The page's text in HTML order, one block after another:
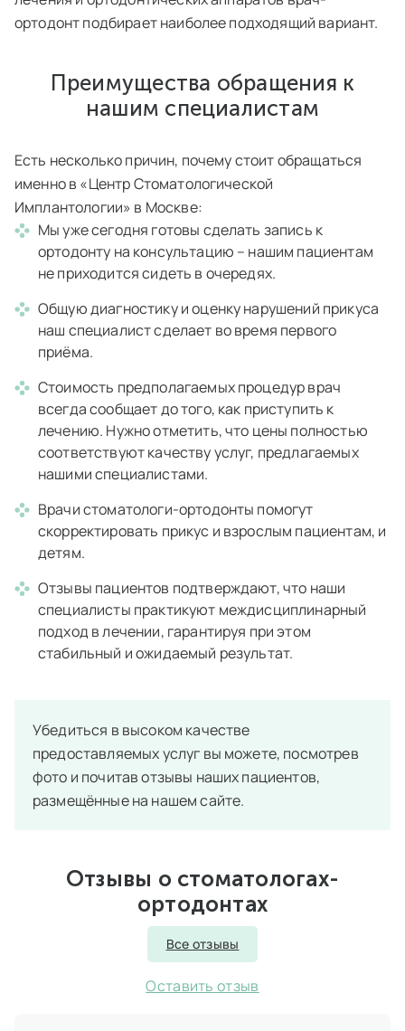
ортодонт подбирает наиболее подходящий вариант.
Преимущества обращения к
нашим специалистам
Есть несколько причин, почему стоит обращаться
именно в «Центр Стоматологической
Имплантологии» в Москве:
Мы уже сегодня готовы сделать запись к
ортодонту на консультацию – нашим пациентам
не приходится сидеть в очередях.
Общую диагностику и оценку нарушений прикуса
наш специалист сделает во время первого
приёма.
Стоимость предполагаемых процедур врач
всегда сообщает до того, как приступить к
лечению. Нужно отметить, что цены полностью
соответствуют качеству услуг, предлагаемых
нашими специалистами.
Врачи стоматологи-ортодонты помогут
скорректировать прикус и взрослым пациентам, и
детям.
Отзывы пациентов подтверждают, что наши
специалисты практикуют междисциплинарный
подход в лечении, гарантируя при этом
стабильный и ожидаемый результат.
Убедиться в высоком качестве
предоставляемых услуг вы можете, посмотрев
фото и почитав отзывы наших пациентов,
размещённые на нашем сайте.
Отзывы о стоматологах-
ортодонтах
Все отзывы
Оставить отзыв